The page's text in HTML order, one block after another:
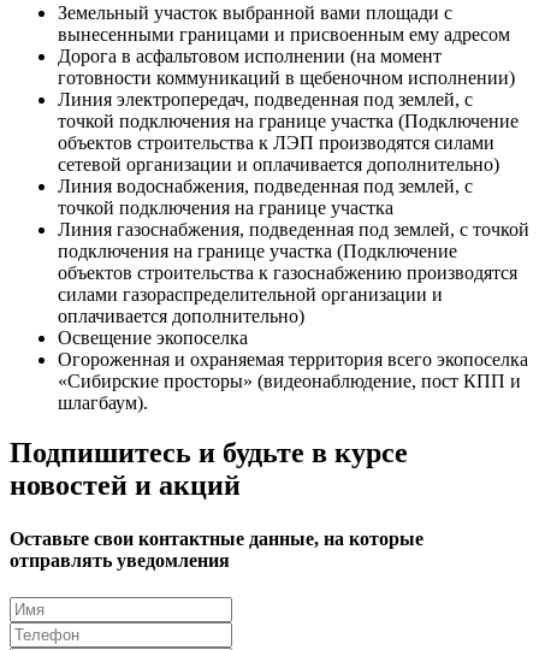
Земельный участок выбранной вами площади с
вынесенными границами и присвоенным ему адресом
Дорога в асфальтовом исполнении (на момент
готовности коммуникаций в щебеночном исполнении)
Линия электропередач, подведенная под землей, с
точкой подключения на границе участка (Подключение
объектов строительства к ЛЭП производятся силами
сетевой организации и оплачивается дополнительно)
Линия водоснабжения, подведенная под землей, с
точкой подключения на границе участка
Линия газоснабжения, подведенная под землей, с точкой
подключения на границе участка (Подключение
объектов строительства к газоснабжению производятся
силами газораспределительной организации и
оплачивается дополнительно)
Освещение экопоселка
Огороженная и охраняемая территория всего экопоселка
«Сибирские просторы» (видеонаблюдение, пост КПП и
шлагбаум).
Подпишитесь и будьте в курсе
новостей и акций
Оставьте свои контактные данные, на которые
отправлять уведомления